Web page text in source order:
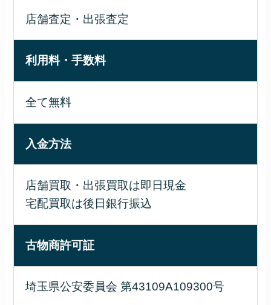
店舗査定・出張査定
利用料・手数料
全て無料
入金方法
店舗買取・出張買取は即日現金
宅配買取は後日銀行振込
古物商許可証
埼玉県公安委員会 第43109A109300号